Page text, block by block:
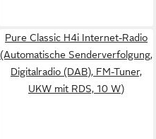
Pure Classic H4i Internet-Radio
(Automatische Senderverfolgung,
Digitalradio (DAB), FM-Tuner,
UKW mit RDS, 10 W)